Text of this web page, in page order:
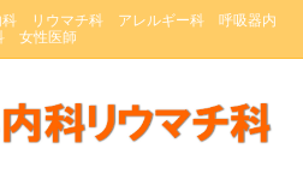
リウマチ科 アレルギー科 呼吸器内
女性医師